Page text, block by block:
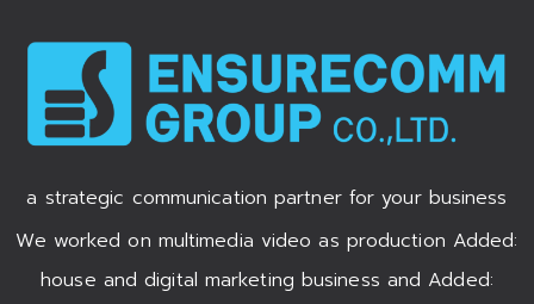
a strategic communication partner for your business
We worked on multimedia video as production Added:
house and digital marketing business and Added: